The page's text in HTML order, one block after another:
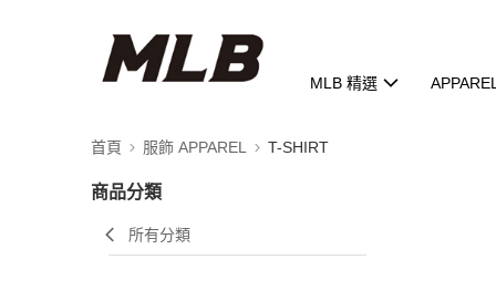
MLB 精選 APPAREL
首頁 服飾 APPAREL T-SHIRT
商品分類
所有分類